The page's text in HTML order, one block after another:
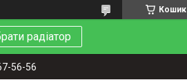
Кошик
радіатор
56-56